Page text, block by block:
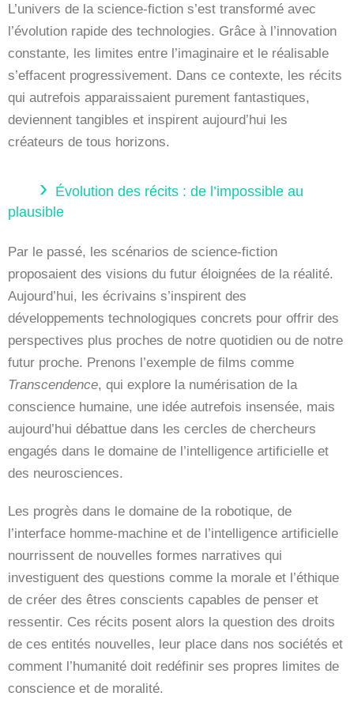
L’univers de la science-fiction s’est transformé avec
l’évolution rapide des technologies. Grâce à l’innovation
constante, les limites entre l’imaginaire et le réalisable
s’effacent progressivement. Dans ce contexte, les récits
qui autrefois apparaissaient purement fantastiques,
deviennent tangibles et inspirent aujourd’hui les
créateurs de tous horizons.
Évolution des récits : de l’impossible au
plausible
Par le passé, les scénarios de science-fiction
proposaient des visions du futur éloignées de la réalité.
Aujourd’hui, les écrivains s’inspirent des
développements technologiques concrets pour offrir des
perspectives plus proches de notre quotidien ou de notre
futur proche. Prenons l’exemple de films comme
Transcendence, qui explore la numérisation de la
conscience humaine, une idée autrefois insensée, mais
aujourd’hui débattue dans les cercles de chercheurs
engagés dans le domaine de l’intelligence artificielle et
des neurosciences.
Les progrès dans le domaine de la robotique, de
l’interface homme-machine et de l’intelligence artificielle
nourrissent de nouvelles formes narratives qui
investiguent des questions comme la morale et l’éthique
de créer des êtres conscients capables de penser et
ressentir. Ces récits posent alors la question des droits
de ces entités nouvelles, leur place dans nos sociétés et
comment l’humanité doit redéfinir ses propres limites de
conscience et de moralité.